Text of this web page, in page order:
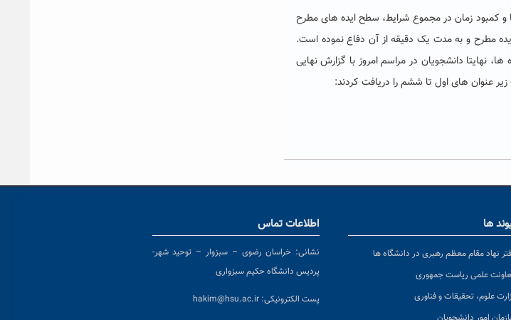
و کمبود زمان در مجموع شرایط، سطح ایده های مطرح
مطرح و به مدت یک دقیقه از آن دفاع نموده است.
ها، نهایتا دانشجویان در مراسم امروز با گزارش نهایی
ها
نهاد مقام معظم رهبری در دانشگاه ها
علمی ریاست جمهوری
علوم، تحقیقات و فناوری
اطلاعات تماس
نشانی: خراسان رضوی – سبزوار – توحید شهر-
پردیس دانشگاه حکیم سبزواری
پست الکترونیکی: hakim@hsu.ac.ir